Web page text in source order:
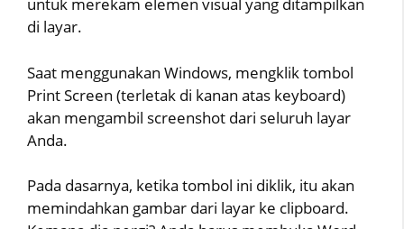
di layar.
Saat menggunakan Windows, mengklik tombol
Print Screen (terletak di kanan atas keyboard)
akan mengambil screenshot dari seluruh layar
Anda.
Pada dasarnya, ketika tombol ini diklik, itu akan
memindahkan gambar dari layar ke clipboard.